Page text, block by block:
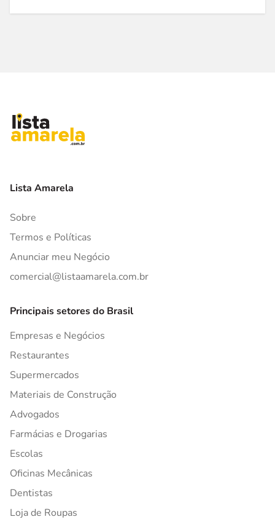
Lista Amarela
Sobre
Termos e Políticas
Anunciar meu Negócio
comercial@listaamarela.com.br
Principais setores do Brasil
Empresas e Negócios
Restaurantes
Supermercados
Materiais de Construção
Advogados
Farmácias e Drogarias
Escolas
Oficinas Mecânicas
Dentistas
Loja de Roupas